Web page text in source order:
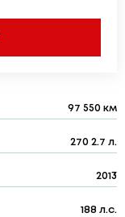
97 550 км
270 2.7 л.
2013
188 л.с.